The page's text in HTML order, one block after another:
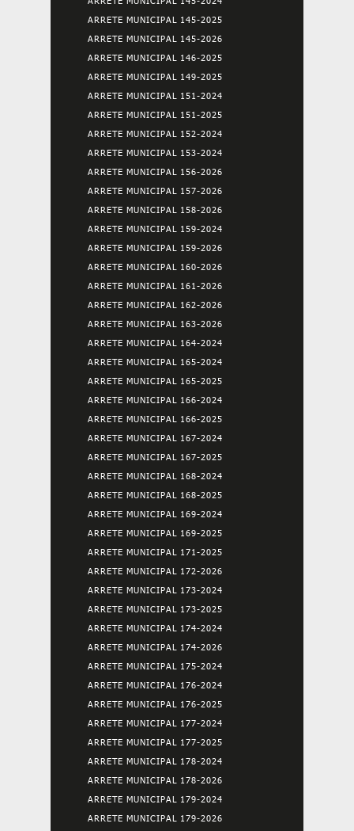
ARRETE MUNICIPAL 145-2025
ARRETE MUNICIPAL 145-2026
ARRETE MUNICIPAL 146-2025
ARRETE MUNICIPAL 149-2025
ARRETE MUNICIPAL 151-2024
ARRETE MUNICIPAL 151-2025
ARRETE MUNICIPAL 152-2024
ARRETE MUNICIPAL 153-2024
ARRETE MUNICIPAL 156-2026
ARRETE MUNICIPAL 157-2026
ARRETE MUNICIPAL 158-2026
ARRETE MUNICIPAL 159-2024
ARRETE MUNICIPAL 159-2026
ARRETE MUNICIPAL 160-2026
ARRETE MUNICIPAL 161-2026
ARRETE MUNICIPAL 162-2026
ARRETE MUNICIPAL 163-2026
ARRETE MUNICIPAL 164-2024
ARRETE MUNICIPAL 165-2024
ARRETE MUNICIPAL 165-2025
ARRETE MUNICIPAL 166-2024
ARRETE MUNICIPAL 166-2025
ARRETE MUNICIPAL 167-2024
ARRETE MUNICIPAL 167-2025
ARRETE MUNICIPAL 168-2024
ARRETE MUNICIPAL 168-2025
ARRETE MUNICIPAL 169-2024
ARRETE MUNICIPAL 169-2025
ARRETE MUNICIPAL 171-2025
ARRETE MUNICIPAL 172-2026
ARRETE MUNICIPAL 173-2024
ARRETE MUNICIPAL 173-2025
ARRETE MUNICIPAL 174-2024
ARRETE MUNICIPAL 174-2026
ARRETE MUNICIPAL 175-2024
ARRETE MUNICIPAL 176-2024
ARRETE MUNICIPAL 176-2025
ARRETE MUNICIPAL 177-2024
ARRETE MUNICIPAL 177-2025
ARRETE MUNICIPAL 178-2024
ARRETE MUNICIPAL 178-2026
ARRETE MUNICIPAL 179-2024
ARRETE MUNICIPAL 179-2026